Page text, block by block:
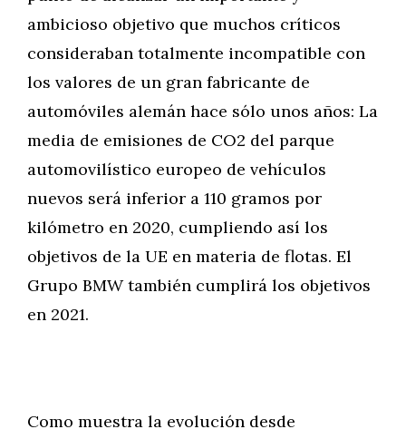
ambicioso objetivo que muchos críticos
consideraban totalmente incompatible con
los valores de un gran fabricante de
automóviles alemán hace sólo unos años: La
media de emisiones de CO2 del parque
automovilístico europeo de vehículos
nuevos será inferior a 110 gramos por
kilómetro en 2020, cumpliendo así los
objetivos de la UE en materia de flotas. El
Grupo BMW también cumplirá los objetivos
en 2021.
Como muestra la evolución desde